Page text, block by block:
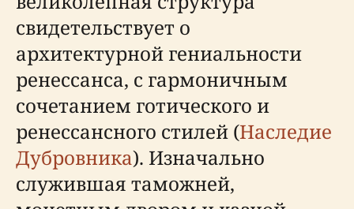
свидетельствует о
архитектурной гениальности
ренессанса, с гармоничным
сочетанием готического и
ренессансного стилей (Наследие
Дубровника). Изначально
служившая таможней,